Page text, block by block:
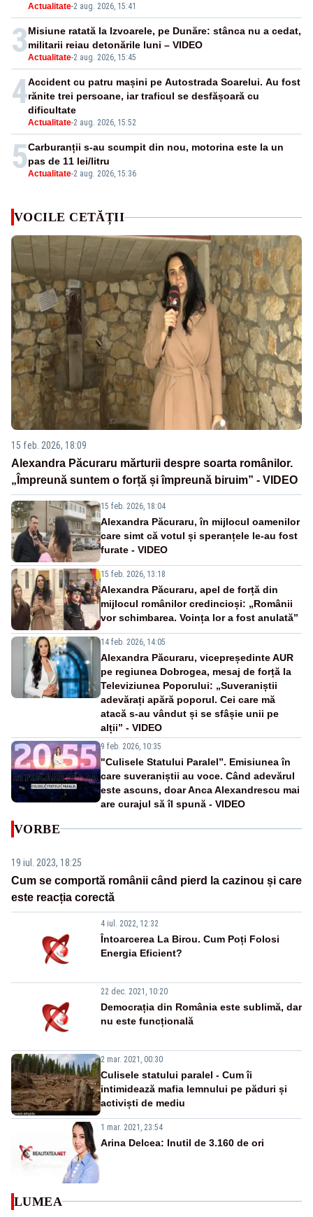
Actualitate-2 aug. 2026, 15:41
3Actualitate-2 aug. 2026, 15:45
Misiune ratată la Izvoarele, pe Dunăre: stânca nu a cedat,
militarii reiau detonările luni – VIDEO
4
Actualitate-2 aug. 2026, 15:52
Accident cu patru mașini pe Autostrada Soarelui. Au fost
rănite trei persoane, iar traficul se desfășoară cu
dificultate
5Actualitate-2 aug. 2026, 15:36
Carburanții s-au scumpit din nou, motorina este la un
pas de 11 lei/litru
VOCILE CETĂȚII
15 feb. 2026, 18:09
Alexandra Păcuraru mărturii despre soarta românilor.
„Împreună suntem o forță și împreună biruim” - VIDEO
15 feb. 2026, 18:04
Alexandra Păcuraru, în mijlocul oamenilor
care simt că votul și speranțele le-au fost
furate - VIDEO
15 feb. 2026, 13:18
Alexandra Păcuraru, apel de forță din
mijlocul românilor credincioși: „Românii
vor schimbarea. Voința lor a fost anulată”
14 feb. 2026, 14:05
Alexandra Păcuraru, vicepreședinte AUR
pe regiunea Dobrogea, mesaj de forță la
Televiziunea Poporului: „Suveraniștii
adevărați apără poporul. Cei care mă
atacă s-au vândut și se sfâșie unii pe
alții” - VIDEO
9 feb. 2026, 10:35
"Culisele Statului Paralel”. Emisiunea în
care suveraniștii au voce. Când adevărul
este ascuns, doar Anca Alexandrescu mai
are curajul să îl spună - VIDEO
VORBE
19 iul. 2023, 18:25
Cum se comportă românii când pierd la cazinou și care
este reacția corectă
4 iul. 2022, 12:32
Întoarcerea La Birou. Cum Poți Folosi
Energia Eficient?
22 dec. 2021, 10:20
Democrația din România este sublimă, dar
nu este funcțională
2 mar. 2021, 00:30
Culisele statului paralel - Cum îi
intimidează mafia lemnului pe păduri și
activiști de mediu
1 mar. 2021, 23:54
Arina Delcea: Inutil de 3.160 de ori
LUMEA